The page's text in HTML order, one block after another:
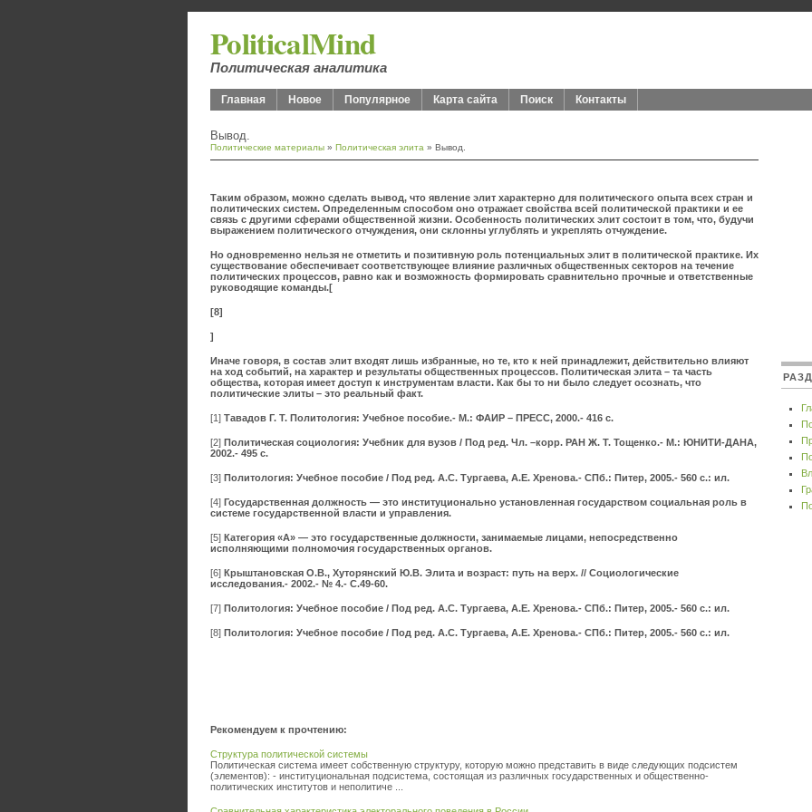
PoliticalMind
Политическая аналитика
Главная Новое Популярное Карта сайта Поиск Контакты
Вывод.
Политические материалы » Политическая элита » Вывод.
Таким образом, можно сделать вывод, что явление элит характерно для политического опыта всех стран и
политических систем. Определенным способом оно отражает свойства всей политической практики и ее
связь с другими сферами общественной жизни. Особенность политических элит состоит в том, что, будучи
выражением политического отчуждения, они склонны углублять и укреплять отчуждение.
Но одновременно нельзя не отметить и позитивную роль потенциальных элит в политической практике. Их
существование обеспечивает соответствующее влияние различных общественных секторов на течение
политических процессов, равно как и возможность формировать сравнительно прочные и ответственные
руководящие команды.[
[8]
]
Иначе говоря, в состав элит входят лишь избранные, но те, кто к ней принадлежит, действительно влияют
на ход событий, на характер и результаты общественных процессов. Политическая элита – та часть
общества, которая имеет доступ к инструментам власти. Как бы то ни было следует осознать, что
политические элиты – это реальный факт.
[1] Тавадов Г. Т. Политология: Учебное пособие.- М.: ФАИР – ПРЕСС, 2000.- 416 с.
[2] Политическая социология: Учебник для вузов / Под ред. Чл. –корр. РАН Ж. Т. Тощенко.- М.: ЮНИТИ-ДАНА,
2002.- 495 с.
[3] Политология: Учебное пособие / Под ред. А.С. Тургаева, А.Е. Хренова.- СПб.: Питер, 2005.- 560 с.: ил.
[4] Государственная должность — это институционально установленная государством социальная роль в
системе государственной власти и управления.
[5] Категория «А» — это государственные должности, занимаемые лицами, непо­средственно
исполняющими полномочия государственных органов.
[6] Крыштановская О.В., Хуторянский Ю.В. Элита и возраст: путь на верх. // Социологические
исследования.- 2002.- № 4.- С.49-60.
[7] Политология: Учебное пособие / Под ред. А.С. Тургаева, А.Е. Хренова.- СПб.: Питер, 2005.- 560 с.: ил.
[8] Политология: Учебное пособие / Под ред. А.С. Тургаева, А.Е. Хренова.- СПб.: Питер, 2005.- 560 с.: ил.
Рекомендуем к прочтению:
Структура политической системы
Политическая система имеет собственную структуру, которую можно представить в виде следующих подсистем
(элементов): - институциональная подсистема, состоящая из различных государственных и общественно-
политических институтов и неполитиче ...